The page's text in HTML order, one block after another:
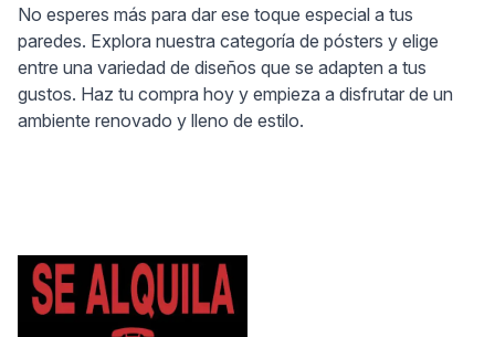
No esperes más para dar ese toque especial a tus
paredes. Explora nuestra categoría de pósters y elige
entre una variedad de diseños que se adapten a tus
gustos. Haz tu compra hoy y empieza a disfrutar de un
ambiente renovado y lleno de estilo.